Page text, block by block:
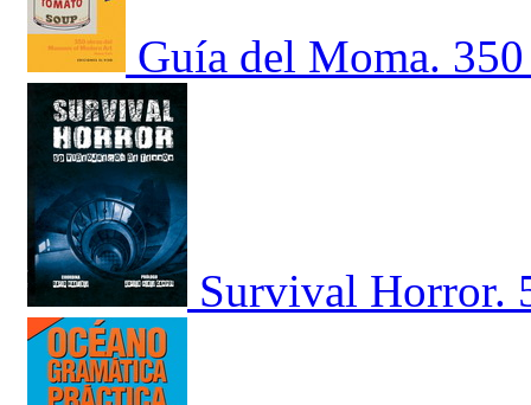
Guía del Moma.
Survival Horror.